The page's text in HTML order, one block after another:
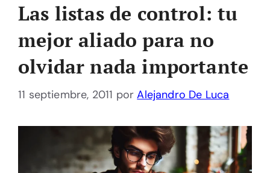
Las listas de control: tu
mejor aliado para no
olvidar nada importante
11 septiembre, 2011 porAlejandro De Luca